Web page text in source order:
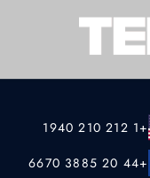
+1 212 210 1940
+44 20 3885 6670